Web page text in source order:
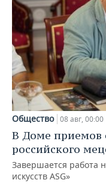
Общество 08 авг, 00:00
В Доме приемов
российского
Завершается работа
искусств ASG»